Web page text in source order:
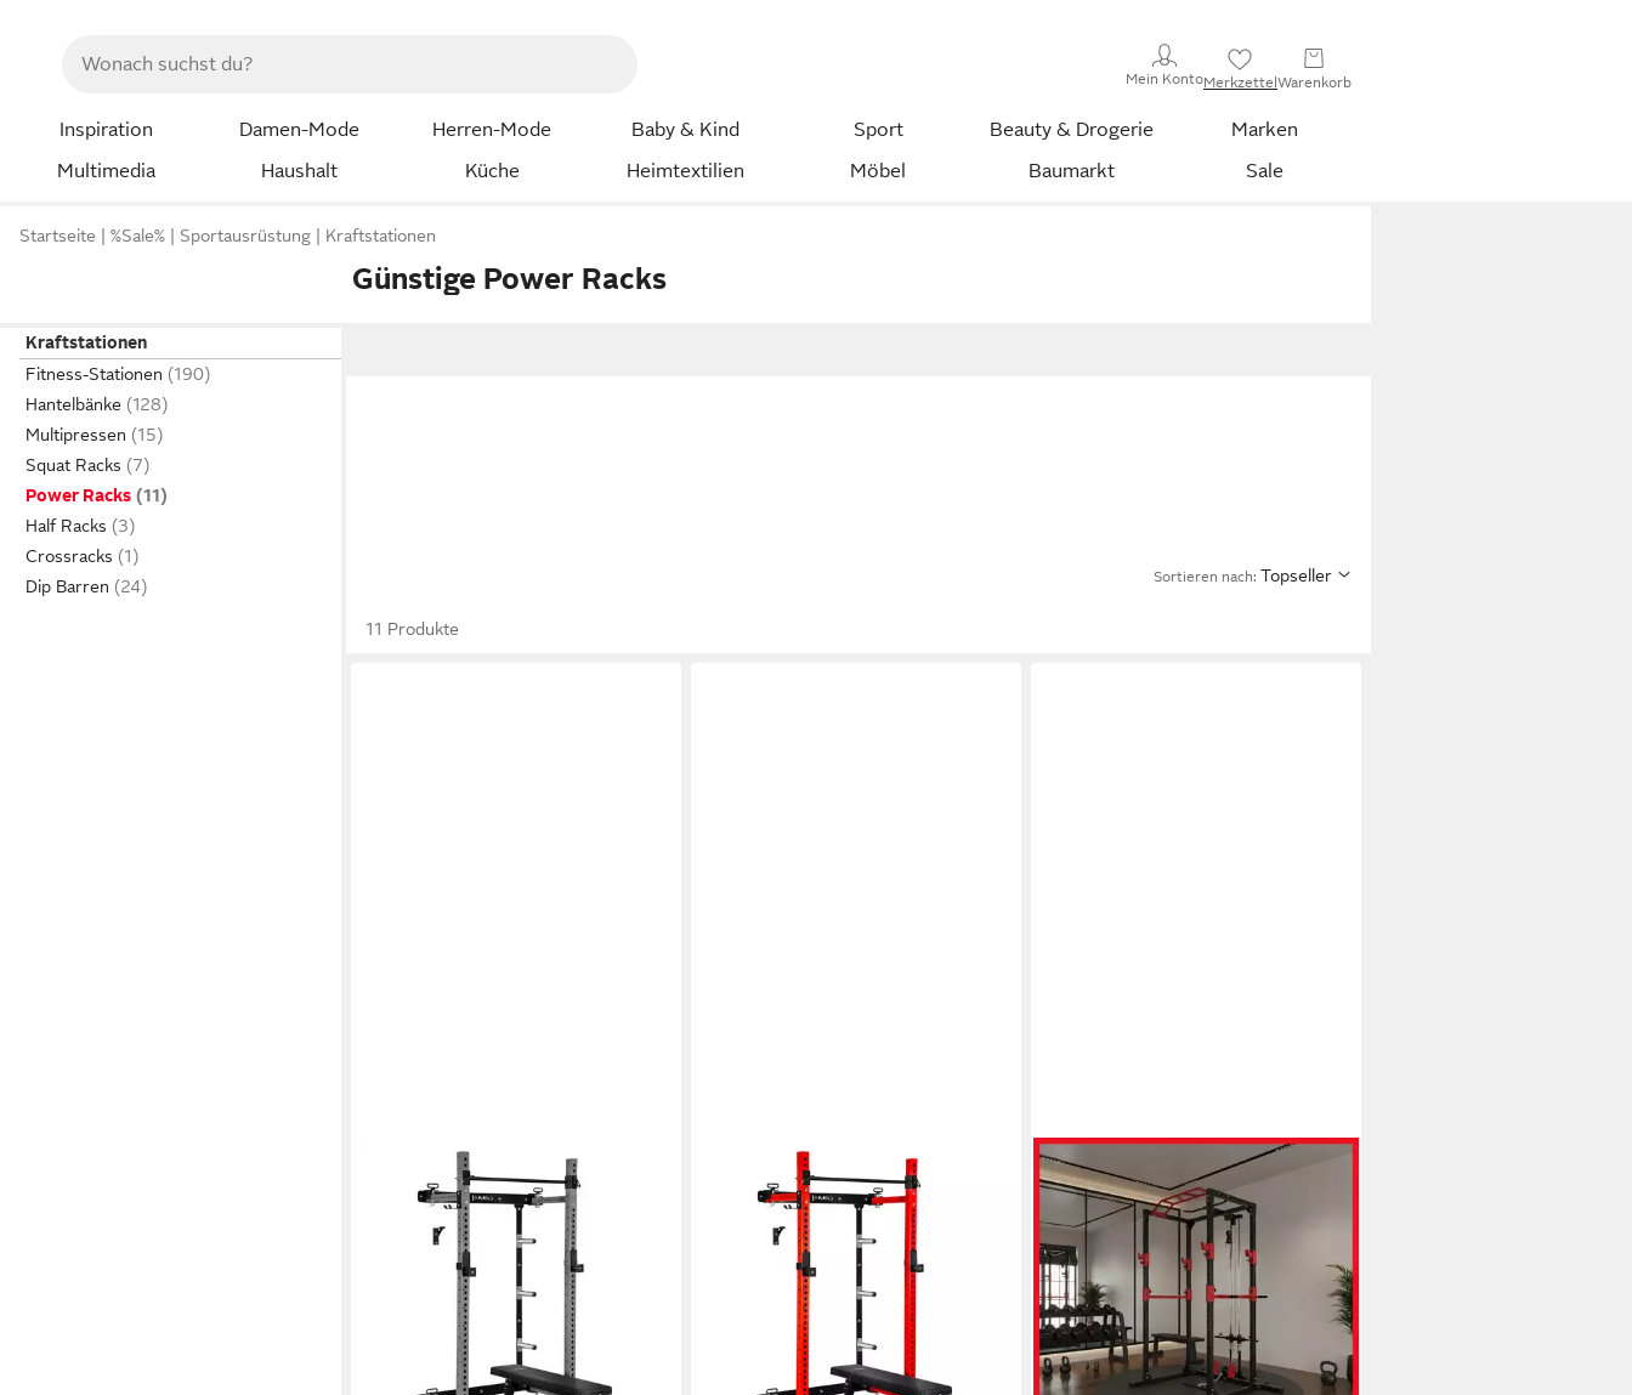
Mein KontoMerkzettelWarenkorb
Inspiration Damen-Mode Herren-Mode Baby & Kind Sport Beauty & Drogerie
Marken
Multimedia
Haushalt Küche Heimtextilien Möbel Baumarkt Sale
Startseite %Sale% Sportausrüstung Kraftstationen
Günstige Power Racks
Kraftstationen
Fitness-Stationen
Hantelbänke
Multipressen
Squat Racks
Power Racks
Half Racks
Crossracks
Dip Barren
Sortieren nach: Topseller
11 Produkte